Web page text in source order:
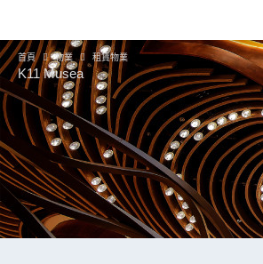
首頁 物業 租賃物業
K11 Musea